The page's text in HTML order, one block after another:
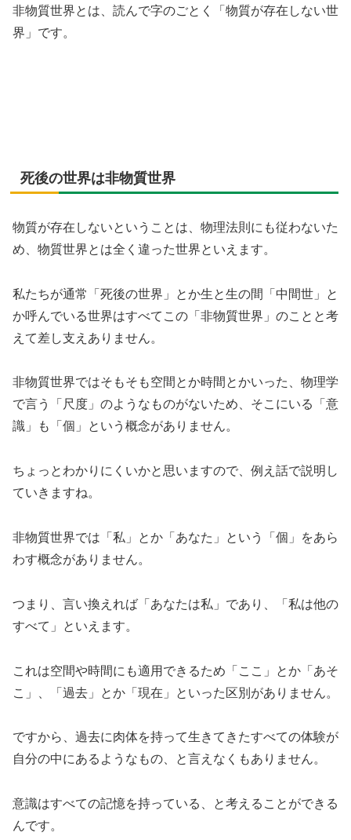
非物質世界とは、読んで字のごとく「物質が存在しない世
界」です。
死後の世界は非物質世界
物質が存在しないということは、物理法則にも従わないた
め、物質世界とは全く違った世界といえます。
私たちが通常「死後の世界」とか生と生の間「中間世」と
か呼んでいる世界はすべてこの「非物質世界」のことと考
えて差し支えありません。
非物質世界ではそもそも空間とか時間とかいった、物理学
で言う「尺度」のようなものがないため、そこにいる「意
識」も「個」という概念がありません。
ちょっとわかりにくいかと思いますので、例え話で説明し
ていきますね。
非物質世界では「私」とか「あなた」という「個」をあら
わす概念がありません。
つまり、言い換えれば「あなたは私」であり、「私は他の
すべて」といえます。
これは空間や時間にも適用できるため「ここ」とか「あそ
こ」、「過去」とか「現在」といった区別がありません。
ですから、過去に肉体を持って生きてきたすべての体験が
自分の中にあるようなもの、と言えなくもありません。
意識はすべての記憶を持っている、と考えることができる
んです。